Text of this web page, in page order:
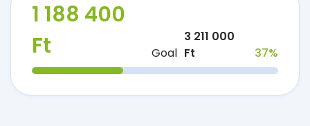
1 188 400
Ft
Goal
3 211 000
Ft
37%